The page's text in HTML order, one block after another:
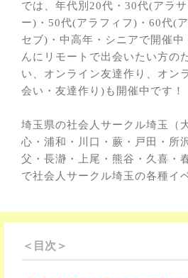
では、年代別20代・30代(アラ
ー)・50代(アラフィフ)・60代(
セブ)・中高年・シニアで開催
んにリモートで出会いたい方の
い、オンライン友達作り、オン
会い・友達作り)も開催中です！
埼玉県の社会人サークル埼玉（
心・浦和・川口・蕨・戸田・所
父・長瀞・上尾・熊谷・久喜・
で社会人サークル埼玉の各種イ
＜目次＞